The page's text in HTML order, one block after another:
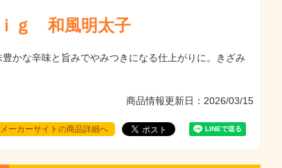
ｇ 和風明太子
かな辛味と旨みでやみつきになる仕上がりに。きざみ
商品情報更新日：2026/03/15
メーカーサイトの商品詳細へ